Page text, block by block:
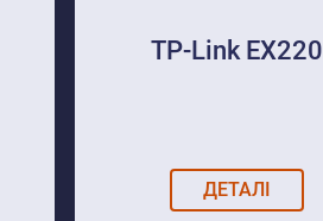
TP-Link EX220
ДЕТАЛІ